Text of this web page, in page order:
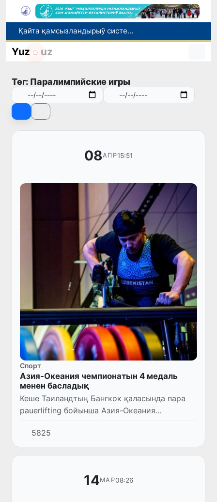
Қайта қамсызландырыў системасы тез раўажланып атырған Өзбекстан экономикасы ушын не береди?
Өзбекстанда дем алыс күнлери ыссы болады: ҳаўа +42 градусқа шекем ысыйды
Елимиз дөретиўшилери өз кәсиби ҳәм мийнети менен мақтанады
Yuz uz
Тег: Паралимпийские игры
08АПР15:51
Спорт
Азия-Океания чемпионатын 4 медаль
менен басладық
Кеше Таиландтың Бангкок қаласында пара
pauerlifting бойынша Азия-Океания
чемпионаты беллесиўлери басланды.
5825
14МАР08:26